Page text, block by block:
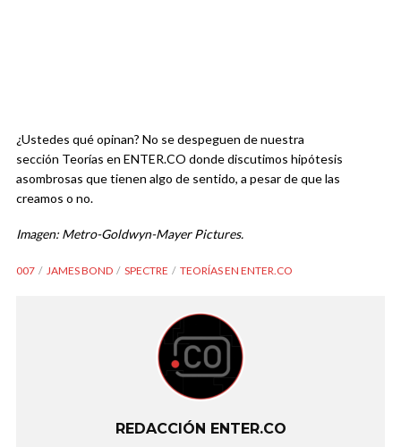
¿Ustedes qué opinan? No se despeguen de nuestra
sección Teorías en ENTER.CO donde discutimos hipótesis
asombrosas que tienen algo de sentido, a pesar de que las
creamos o no.
Imagen: Metro-Goldwyn-Mayer Pictures.
007 JAMES BOND SPECTRE TEORÍAS EN ENTER.CO
REDACCIÓN ENTER.CO